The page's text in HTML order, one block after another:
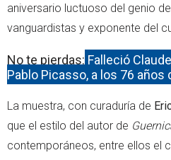
aniversario luctuoso del genio
vanguardistas y exponente del
No te pierdas: Falleció
Pablo Picasso, a los 76 años
La muestra, con curaduría de
que el estilo del autor de
contemporáneos, entre ellos el